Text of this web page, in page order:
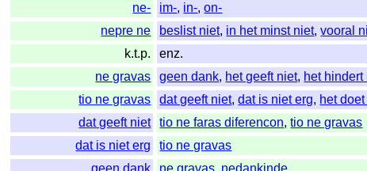
ne-
im-, in-,on-
nepre ne
beslist niet, in het minst niet,vooral
k.t.p.
enz.
ne gravas
geen dank, het geeft niet, het hindert
tio ne gravas
dat geeft niet,dat is niet erg, het
dat geeft niet
tio ne faras diferencon,tio ne gravas
dat is niet erg
tio ne gravas